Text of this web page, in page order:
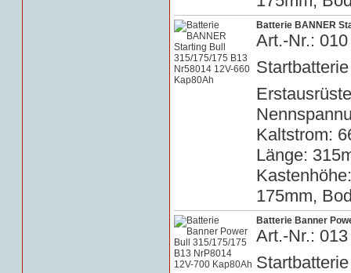
Batterie BANNER
Art.-Nr.:
Kaltstrom:
Länge:
175mm,
Batterie Banner
Art.-Nr.: